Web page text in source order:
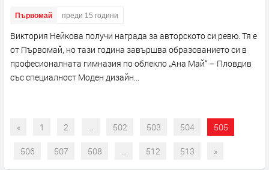
Първомай преди 15 години
Виктория Нейкова получи награда за авторското си ревю. Тя е
от Първомай, но тази година завършва образованието си в
професионалната гимназия по облекло „Ана Май“ – Пловдив
със специалност Моден дизайн...
« 1 2 ... 502 503 504 505
506 507 508 ... 512 513 »